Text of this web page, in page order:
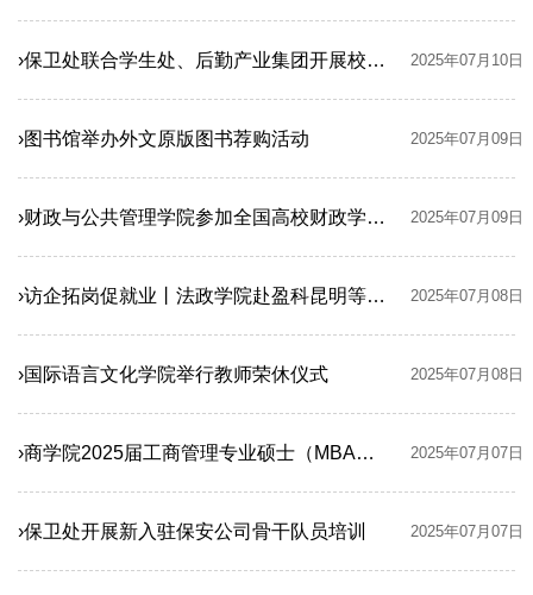
›保卫处联合学生处、后勤产业集团开展校园废旧非机动车清理工作 2025年07月10日
›图书馆举办外文原版图书荐购活动 2025年07月09日
›财政与公共管理学院参加全国高校财政学教学研究会2025年年会暨第35次财政学教学理论与学术研讨会 2025年07月09日
›访企拓岗促就业丨法政学院赴盈科昆明等律所开展交流合作 2025年07月08日
›国际语言文化学院举行教师荣休仪式 2025年07月08日
›商学院2025届工商管理专业硕士（MBA）毕业典礼暨学位授予仪式举行 2025年07月07日
›保卫处开展新入驻保安公司骨干队员培训 2025年07月07日